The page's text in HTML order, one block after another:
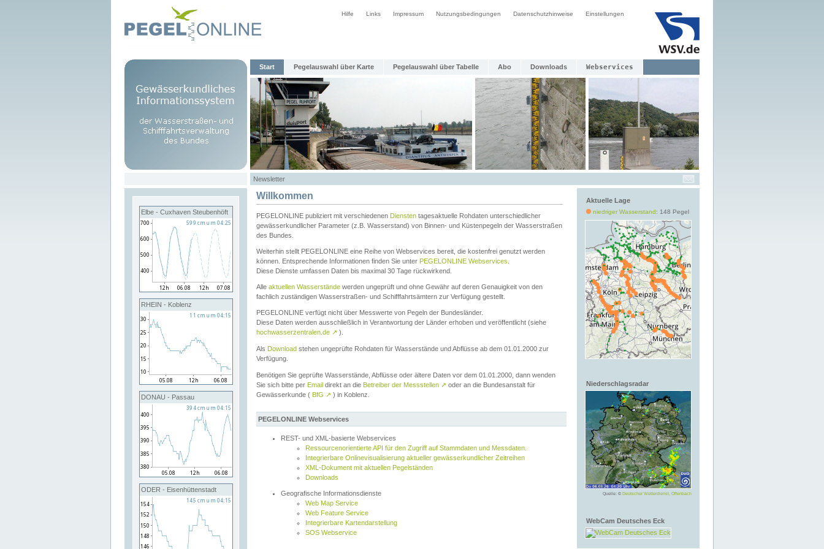
Hilfe Links Impressum Nutzungsbedingungen Datenschutzhinweise Einstellungen
Start Pegelauswahl über Karte Pegelauswahl über Tabelle Abo Downloads Webservices
Newsletter
Elbe - Cuxhaven Steubenhöft
RHEIN - Koblenz
DONAU - Passau
ODER - Eisenhüttenstadt
Aktuelle Lage
niedriger Wasserstand: 148 Pegel
Niederschlagsradar
Quelle: © Deutscher Wetterdienst, Offenbach
WebCam Deutsches Eck
Willkommen
PEGELONLINE publiziert mit verschiedenen Diensten tagesaktuelle Rohdaten unterschiedlicher
gewässerkundlicher Parameter (z.B. Wasserstand) von Binnen- und Küstenpegeln der Wasserstraßen
des Bundes.
Weiterhin stellt PEGELONLINE eine Reihe von Webservices bereit, die kostenfrei genutzt werden
können. Entsprechende Informationen finden Sie unter PEGELONLINE Webservices
Diese Dienste umfassen Daten bis maximal 30 Tage rückwirkend.
Alle aktuellen Wasserstände werden ungeprüft und ohne Gewähr auf deren Genauigkeit von den
fachlich zuständigen Wasserstraßen- und Schifffahrtsämtern zur Verfügung gestellt.
PEGELONLINE verfügt nicht über Messwerte von Pegeln der Bundesländer.
Diese Daten werden ausschließlich in Verantwortung der Länder erhoben und veröffentlicht (siehe
hochwasserzentralen.de ↗ ).
Als Download stehen ungeprüfte Rohdaten für Wasserstände und Abflüsse ab dem 01.01.2000 zur
Verfügung.
Benötigen Sie geprüfte Wasserstände, Abflüsse oder ältere Daten vor dem 01.01.2000, dann wenden
Sie sich bitte per Email direkt an die Betreiber der Messstellen ↗ oder an die Bundesanstalt für
Gewässerkunde ( BfG ↗ ) in Koblenz.
PEGELONLINE Webservices
REST- und XML-basierte Webservices
Ressourcenorientierte API für den Zugriff auf Stammdaten und Messdaten.
Integrierbare Onlinevisualisierung aktueller gewässerkundlicher Zeitreihen
XML-Dokument mit aktuellen Pegelständen
Downloads
Geografische Informationsdienste
Web Map Service
Web Feature Service
Integrierbare Kartendarstellung
SOS Webservice